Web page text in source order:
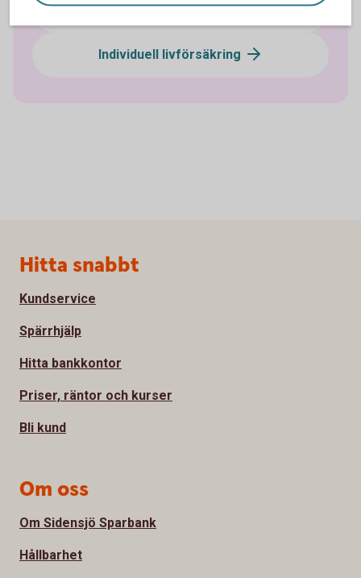
Vårdförsäkring företag
Individuell livförsäkring
Sidfot
Hitta snabbt
Kundservice
Spärrhjälp
Hitta bankkontor
Priser, räntor och kurser
Bli kund
Om oss
Om Sidensjö Sparbank
Hållbarhet